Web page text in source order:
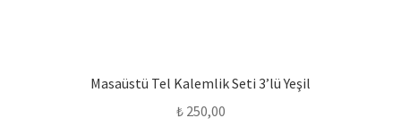
Masaüstü Tel Kalemlik Seti 3’lü Yeşil
₺250,00